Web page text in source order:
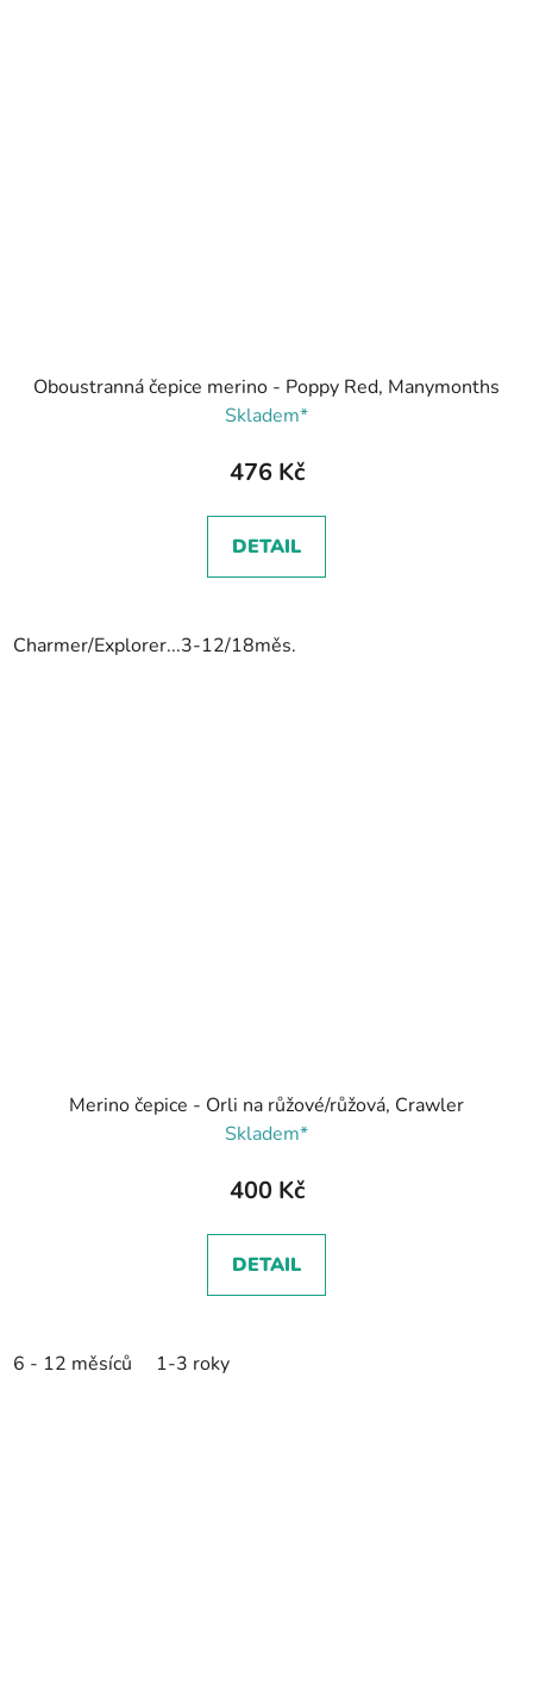
Oboustranná čepice merino - Poppy Red, Manymonths
Skladem*
476 Kč
DETAIL
Charmer/Explorer...3-12/18měs.
Merino čepice - Orli na růžové/růžová, Crawler
Skladem*
400 Kč
DETAIL
6 - 12 měsíců 1-3 roky